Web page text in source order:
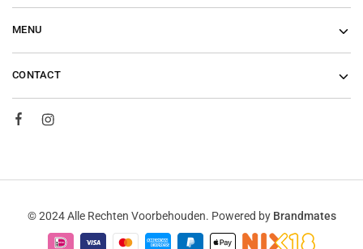
MENU
CONTACT
© 2024 Alle Rechten Voorbehouden. Powered by Brandmates